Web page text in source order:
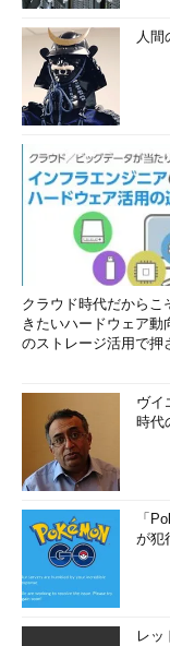
人間
クラウド時代だからこ
きたいハードウェア
のストレージ活用で押
ヴイ
時代
「
が犯
レッ